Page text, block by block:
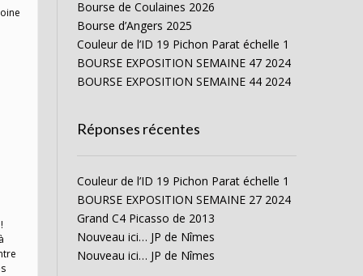
Bourse de Coulaines 2026
Bourse d’Angers 2025
Couleur de l’ID 19 Pichon Parat échelle 1
BOURSE EXPOSITION SEMAINE 47 2024
BOURSE EXPOSITION SEMAINE 44 2024
Réponses récentes
Couleur de l’ID 19 Pichon Parat échelle 1
BOURSE EXPOSITION SEMAINE 27 2024
Grand C4 Picasso de 2013
Nouveau ici… JP de Nîmes
Nouveau ici… JP de Nîmes